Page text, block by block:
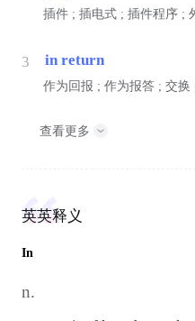
插件 ; 插电式 ; 插件程序 ;
3 in return
作为回报 ; 作为报答 ; 交换
查看更多
英英释义
In
n.